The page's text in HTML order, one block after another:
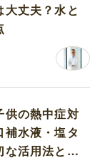
丈夫？水と
供の熱中症対
水液・塩タ
な活用法と水